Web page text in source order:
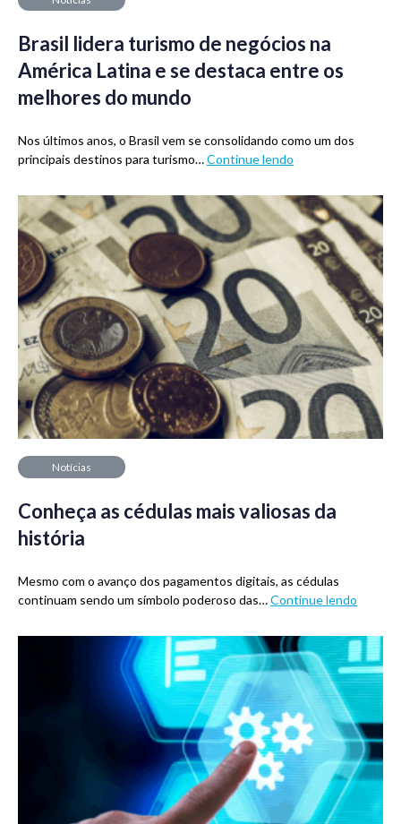
Brasil lidera turismo de negócios na
América Latina e se destaca entre os
melhores do mundo
Nos últimos anos, o Brasil vem se consolidando como um dos
principais destinos para turismo…Continue lendo
Notícias
Conheça as cédulas mais valiosas da
história
Mesmo com o avanço dos pagamentos digitais, as cédulas
continuam sendo um símbolo poderoso das…Continue lendo